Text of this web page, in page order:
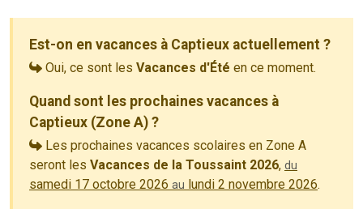
Est-on en vacances à Captieux actuellement ?
Oui, ce sont les Vacances d'Été en ce moment.
Quand sont les prochaines vacances à
Captieux (Zone A) ?
Les prochaines vacances scolaires en Zone A
seront les Vacances de la Toussaint 2026, du
samedi 17 octobre 2026 au lundi 2 novembre 2026.